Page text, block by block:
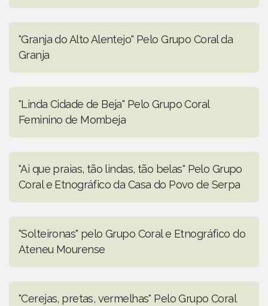
"Granja do Alto Alentejo" Pelo Grupo Coral da
Granja
"Linda Cidade de Beja" Pelo Grupo Coral
Feminino de Mombeja
"Ai que praias, tão lindas, tão belas" Pelo Grupo
Coral e Etnográfico da Casa do Povo de Serpa
"Solteironas" pelo Grupo Coral e Etnográfico do
Ateneu Mourense
"Cerejas, pretas, vermelhas" Pelo Grupo Coral